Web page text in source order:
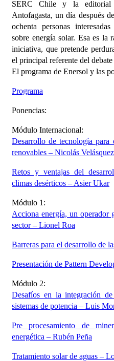
SERC Chile y la
Antofagasta, un día después
ochenta personas
sobre energía solar. Esa es la
iniciativa, que pretende
el principal referente del
El programa de Enersol y las
Programa
Ponencias:
Módulo Internacional:
Desarrollo de tecnología para
renovables – Nicolás Velásquez
Retos y ventajas del
climas desérticos – Asier Ukar
Módulo 1:
Acciona energía, un operador
sector – Lionel Roa
Barreras para el desarrollo de
Presentación de Pattern
Módulo 2:
Desafíos en la integración
sistemas de potencia – Luis
Pre procesamiento de
energética – Rubén Peña
Tratamiento solar de aguas –